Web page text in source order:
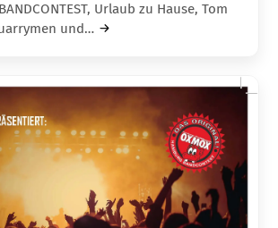
Urlaub zu Hause, Tom
und…